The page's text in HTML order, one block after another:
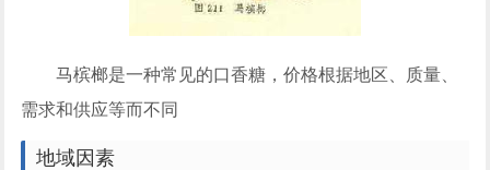
马槟榔是一种常见的口香糖，价格根据地区、质量、
需求和供应等而不同
地域因素